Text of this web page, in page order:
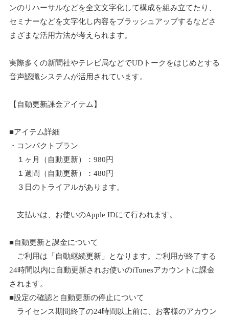
ンのリハーサルなどを全文文字化して構成を組み立てたり、
セミナーなどを文字化し内容をブラッシュアップするなどさ
まざまな活用方法が考えられます。
実際多くの新聞社やテレビ局などでUDトークをはじめとする
音声認識システムが活用されています。
【自動更新課金アイテム】
■アイテム詳細
・コンパクトプラン
１ヶ月（自動更新）：980円
１週間（自動更新）：480円
３日のトライアルがあります。
支払いは、お使いのApple IDにて行われます。
■自動更新と課金について
ご利用は「自動継続更新」となります。ご利用が終了する
24時間以内に自動更新されお使いのiTunesアカウントに課金
されます。
■設定の確認と自動更新の停止について
ライセンス期間終了の24時間以上前に、お客様のアカウン